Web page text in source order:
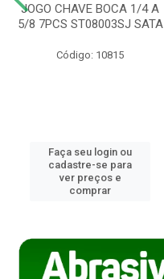
JOGO CHAVE BOCA 1/4 A
5/8 7PCS ST08003SJ SATA
Código: 10815
Faça seu login ou
cadastre-se para
ver preços e
comprar